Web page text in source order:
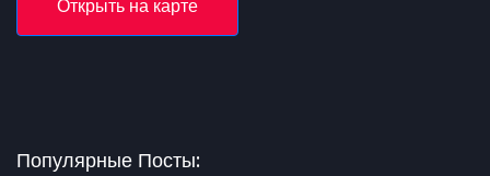
Открыть на карте
Популярные Посты: